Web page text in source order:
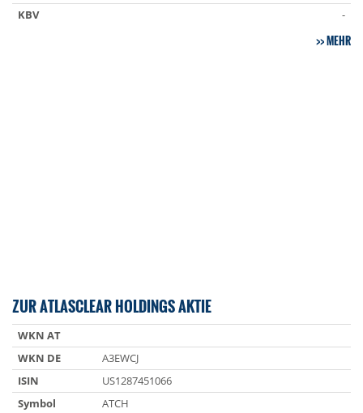
KBV
-
MEHR
ZUR ATLASCLEAR HOLDINGS AKTIE
WKN AT
WKN DE
A3EWCJ
ISIN
US1287451066
Symbol
ATCH